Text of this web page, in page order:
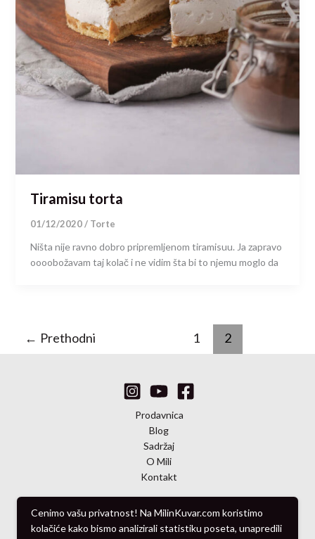
Cenimo vašu privatnost! Na MilinKuvar.com koristimo
kolačiće kako bismo analizirali statistiku poseta, unapredili
Tiramisu torta
01/12/2020/ Torte
Ništa nije ravno dobro pripremljenom tiramisuu. Ja zapravo
oooobožavam taj kolač i ne vidim šta bi to njemu moglo da
← Prethodni 1 2
Prodavnica
Blog
Sadržaj
O Mili
Kontakt